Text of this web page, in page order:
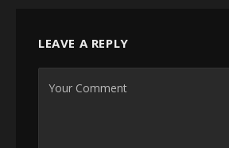
LEAVE A REPLY